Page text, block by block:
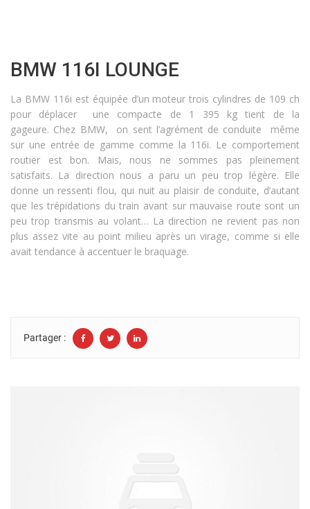
BMW 116I LOUNGE
La BMW 116i est équipée d’un moteur trois cylindres de 109 ch
pour déplacer une compacte de 1 395 kg tient de la
gageure. Chez BMW, on sent l’agrément de conduite même
sur une entrée de gamme comme la 116i. Le comportement
routier est bon. Mais, nous ne sommes pas pleinement
satisfaits. La direction nous a paru un peu trop légère. Elle
donne un ressenti flou, qui nuit au plaisir de conduite, d’autant
que les trépidations du train avant sur mauvaise route sont un
peu trop transmis au volant… La direction ne revient pas non
plus assez vite au point milieu après un virage, comme si elle
avait tendance à accentuer le braquage.
Partager :